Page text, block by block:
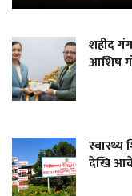
शहीद
आशिष
स्वास्थ्य
देखि